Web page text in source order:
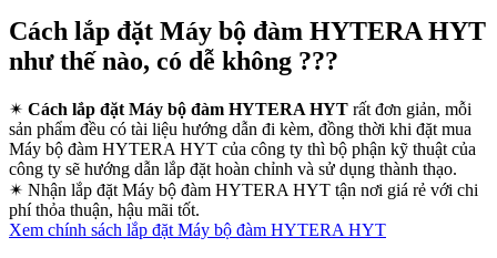
Cách lắp đặt Máy bộ đàm HYTERA HYT
như thế nào, có dễ không ???
✴ Cách lắp đặt Máy bộ đàm HYTERA HYT rất đơn giản, mỗi
sản phẩm đều có tài liệu hướng dẫn đi kèm, đồng thời khi đặt mua
Máy bộ đàm HYTERA HYT của công ty thì bộ phận kỹ thuật của
công ty sẽ hướng dẫn lắp đặt hoàn chỉnh và sử dụng thành thạo.
✴ Nhận lắp đặt Máy bộ đàm HYTERA HYT tận nơi giá rẻ với chi
phí thỏa thuận, hậu mãi tốt.
Xem chính sách lắp đặt Máy bộ đàm HYTERA HYT